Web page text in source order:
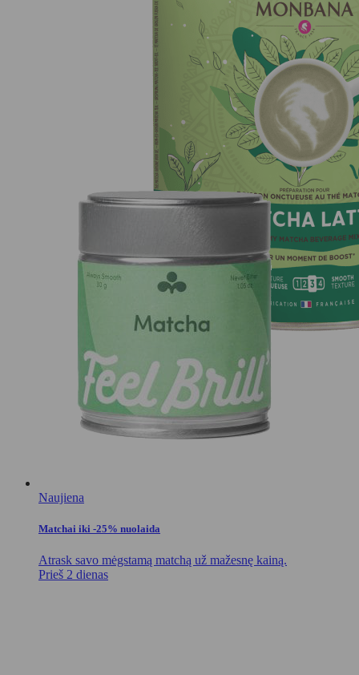
Naujiena
Matchai iki -25% nuolaida
Atrask savo mėgstamą matchą už mažesnę kainą.
Prieš 2 dienas